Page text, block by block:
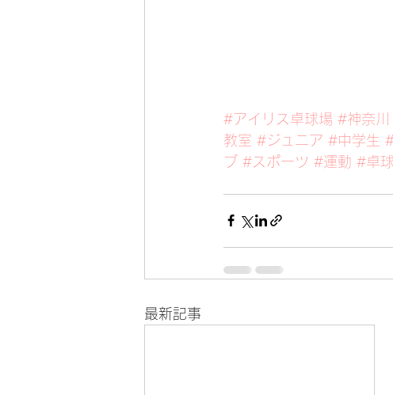
#アイリス卓球場 #神奈川
教室 #ジュニア #中学生
ブ #スポーツ #運動 #卓
最新記事